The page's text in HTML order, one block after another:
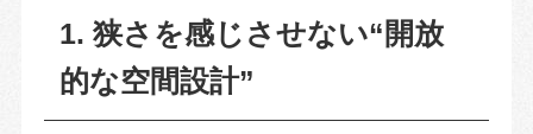
1. 狭さを感じさせない“開放
的な空間設計”